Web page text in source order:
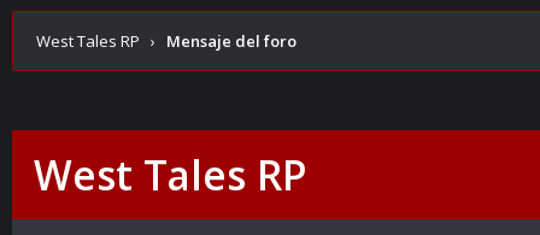
West Tales RP › Mensaje del foro
West Tales RP